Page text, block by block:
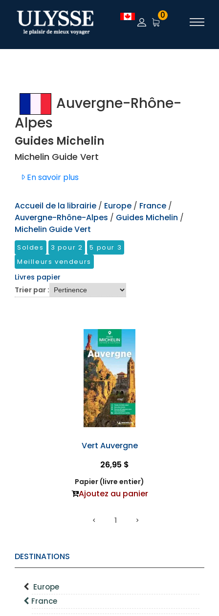
TEST 0
DESTINATIONS
Europe
France
Auvergne-Rhône-
Alpes
Guides Michelin
Michelin Guide Vert
En savoir plus
Accueil de la librairie / Europe / France /
Auvergne-Rhône-Alpes / Guides Michelin /
Michelin Guide Vert
Soldes 3 pour 2
5 pour 3
Meilleurs vendeurs
Livres papier
Trier par :
Vert Auvergne
26,95 $
Papier (livre entier)
Ajoutez au panier
1